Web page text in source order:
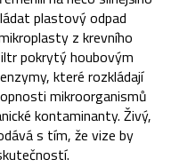
plastový odpad
z krevního
pokrytý houbovým
které rozkládají
mikroorganismů
kontaminanty. Živý,
s tím, že vize by